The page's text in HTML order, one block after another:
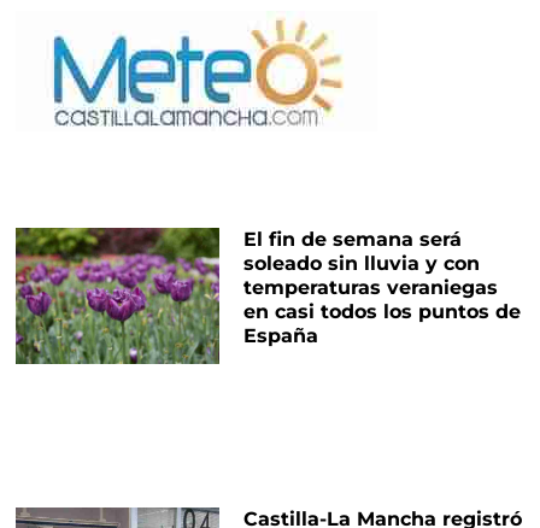
El fin de semana será
soleado sin lluvia y con
temperaturas veraniegas
en casi todos los puntos de
España
Castilla-La Mancha registró